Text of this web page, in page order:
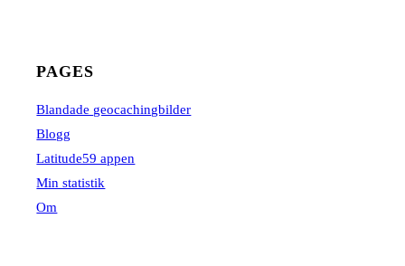
PAGES
Blandade geocachingbilder
Blogg
Latitude59 appen
Min statistik
Om